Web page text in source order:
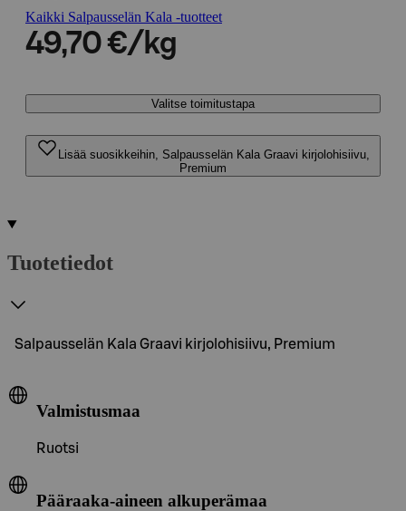
Kaikki Salpausselän Kala -tuotteet
49,70 €/kg
Valitse toimitustapa
Lisää suosikkeihin, Salpausselän Kala Graavi kirjolohisiivu,
Premium
Tuotetiedot
Salpausselän Kala Graavi kirjolohisiivu, Premium
Valmistusmaa
Ruotsi
Pääraaka-aineen alkuperämaa